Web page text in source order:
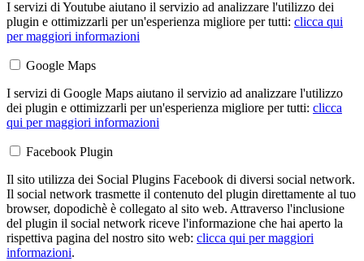
I servizi di Youtube aiutano il servizio ad analizzare l'utilizzo dei
plugin e ottimizzarli per un'esperienza migliore per tutti: clicca qui
per maggiori informazioni
Google Maps
I servizi di Google Maps aiutano il servizio ad analizzare l'utilizzo
dei plugin e ottimizzarli per un'esperienza migliore per tutti: clicca
qui per maggiori informazioni
Facebook Plugin
Il sito utilizza dei Social Plugins Facebook di diversi social network.
Il social network trasmette il contenuto del plugin direttamente al tuo
browser, dopodichè è collegato al sito web. Attraverso l'inclusione
del plugin il social network riceve l'informazione che hai aperto la
rispettiva pagina del nostro sito web: clicca qui per maggiori
informazioni.